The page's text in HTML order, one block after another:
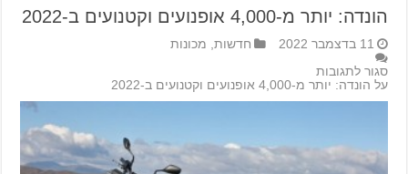
הונדה: יותר מ-4,000 אופנועים וקטנועים ב-2022
11 בדצמבר 2022 חדשות מכונות
סגור לתגובות
על הונדה: יותר מ-4,000 אופנועים וקטנועים ב-2022